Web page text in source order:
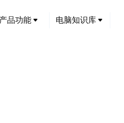
产品功能 电脑知识库